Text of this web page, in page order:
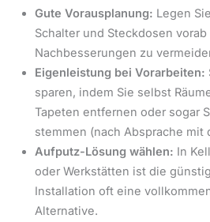
Gute Vorausplanung: Legen
Schalter und Steckdosen
Nachbesserungen zu
Eigenleistung bei Vorarbeiten:
sparen, indem Sie selbst
Tapeten entfernen oder sogar
stemmen (nach Absprache mit
Aufputz-Lösung wählen: In
oder Werkstätten ist die
Installation oft eine
Alternative.